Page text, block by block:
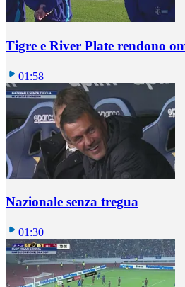
Tigre e River Plate rendono
01:58
Nazionale senza tregua
01:30